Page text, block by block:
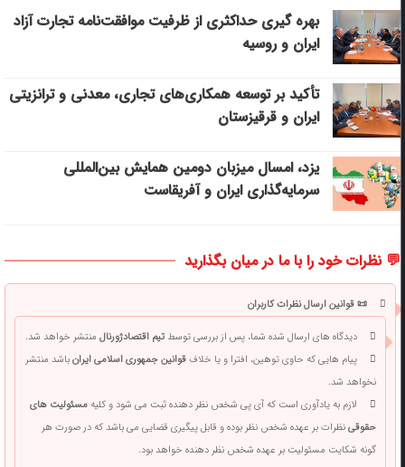
بهره گیری حداکثری از ظرفیت موافقت‌نامه تجارت آزاد
ایران و روسیه
تأکید بر توسعه همکاری‌های تجاری، معدنی و ترانزیتی
ایران و قرقیزستان
یزد، امسال میزبان دومین همایش بین‌المللی
سرمایه‌گذاری ایران و آفریقاست
💬 نظرات خود را با ما در میان بگذارید
📜 قوانین ارسال نظرات کاربران
دیدگاه های ارسال شده شما، پس از بررسی توسطتیم اقتصادژورنالمنتشر خواهد شد.
پیام هایی که حاوی توهین، افترا و یا خلافقوانین جمهوری اسلامی ایرانباشد منتشر
نخواهد شد.
لازم به یادآوری است که آی پی شخص نظر دهنده ثبت می شود و کلیهمسئولیت های
حقوقینظرات بر عهده شخص نظر بوده و قابل پیگیری قضایی می باشد که در صورت هر
گونه شکایت مسئولیت بر عهده شخص نظر دهنده خواهد بود.